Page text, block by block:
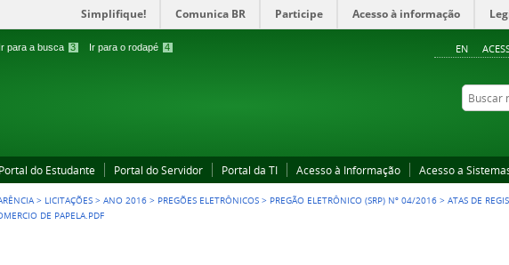
Simplifique! Comunica BR Participe Acesso à informação
Ir para a busca 3 Ir para o rodapé 4 EN
Buscar no
Portal do Estudante Portal do Servidor Portal da TI Acesso à Informação Acesso a
> LICITAÇÕES >ANO 2016 > PREGÕES ELETRÔNICOS > PREGÃO ELETRÔNICO (SRP) Nº 04/2016 >ATAS DE
DE PAPELA.PDF